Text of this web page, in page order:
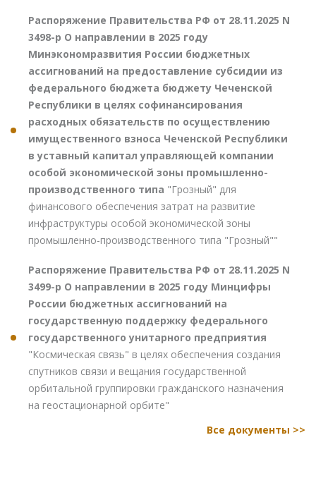
Распоряжение Правительства РФ от 28.11.2025 N
3498-р О направлении в 2025 году
Минэкономразвития России бюджетных
ассигнований на предоставление субсидии из
федерального бюджета бюджету Чеченской
Республики в целях софинансирования
расходных обязательств по осуществлению
имущественного взноса Чеченской Республики
в уставный капитал управляющей компании
особой экономической зоны промышленно-
производственного типа "Грозный" для
финансового обеспечения затрат на развитие
инфраструктуры особой экономической зоны
промышленно-производственного типа "Грозный""
Распоряжение Правительства РФ от 28.11.2025 N
3499-р О направлении в 2025 году Минцифры
России бюджетных ассигнований на
государственную поддержку федерального
государственного унитарного предприятия
"Космическая связь" в целях обеспечения создания
спутников связи и вещания государственной
орбитальной группировки гражданского назначения
на геостационарной орбите"
Все документы >>